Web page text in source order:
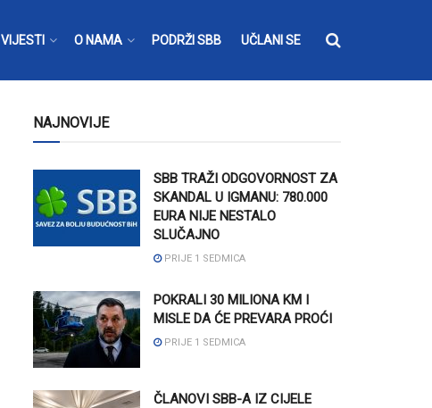
VIJESTI O NAMA PODRŽI SBB UČLANI SE
NAJNOVIJE
SBB TRAŽI ODGOVORNOST ZA
SKANDAL U IGMANU: 780.000
EURA NIJE NESTALO
SLUČAJNO
PRIJE 1 SEDMICA
POKRALI 30 MILIONA KM I
MISLE DA ĆE PREVARA PROĆI
PRIJE 1 SEDMICA
ČLANOVI SBB-A IZ CIJELE